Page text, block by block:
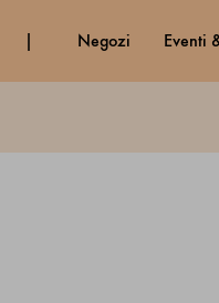
negozi eventi